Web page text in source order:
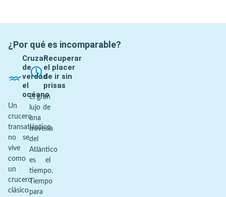
¿Por qué es incomparable?
Cruzar
de
verdad
el
océano
Un
crucero
transatlántico
no se
vive
como
un
crucero
clásico
Recuperar
el placer
de ir sin
prisas
El gran
lujo de
una
travesía
del
Atlántico
es el
tiempo.
Tiempo
para